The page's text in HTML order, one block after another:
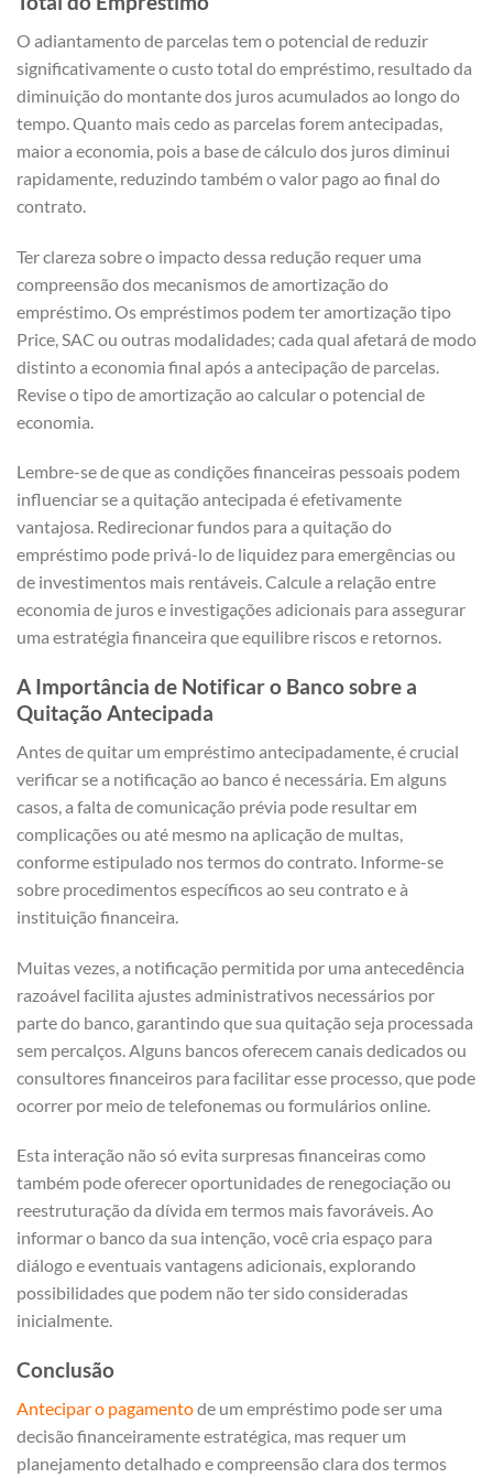
O adiantamento de parcelas tem o potencial de reduzir
significativamente o custo total do empréstimo, resultado da
diminuição do montante dos juros acumulados ao longo do
tempo. Quanto mais cedo as parcelas forem antecipadas,
maior a economia, pois a base de cálculo dos juros diminui
rapidamente, reduzindo também o valor pago ao final do
contrato.
Ter clareza sobre o impacto dessa redução requer uma
compreensão dos mecanismos de amortização do
empréstimo. Os empréstimos podem ter amortização tipo
Price, SAC ou outras modalidades; cada qual afetará de modo
distinto a economia final após a antecipação de parcelas.
Revise o tipo de amortização ao calcular o potencial de
economia.
Lembre-se de que as condições financeiras pessoais podem
influenciar se a quitação antecipada é efetivamente
vantajosa. Redirecionar fundos para a quitação do
empréstimo pode privá-lo de liquidez para emergências ou
de investimentos mais rentáveis. Calcule a relação entre
economia de juros e investigações adicionais para assegurar
uma estratégia financeira que equilibre riscos e retornos.
A Importância de Notificar o Banco sobre a
Quitação Antecipada
Antes de quitar um empréstimo antecipadamente, é crucial
verificar se a notificação ao banco é necessária. Em alguns
casos, a falta de comunicação prévia pode resultar em
complicações ou até mesmo na aplicação de multas,
conforme estipulado nos termos do contrato. Informe-se
sobre procedimentos específicos ao seu contrato e à
instituição financeira.
Muitas vezes, a notificação permitida por uma antecedência
razoável facilita ajustes administrativos necessários por
parte do banco, garantindo que sua quitação seja processada
sem percalços. Alguns bancos oferecem canais dedicados ou
consultores financeiros para facilitar esse processo, que pode
ocorrer por meio de telefonemas ou formulários online.
Esta interação não só evita surpresas financeiras como
também pode oferecer oportunidades de renegociação ou
reestruturação da dívida em termos mais favoráveis. Ao
informar o banco da sua intenção, você cria espaço para
diálogo e eventuais vantagens adicionais, explorando
possibilidades que podem não ter sido consideradas
inicialmente.
Conclusão
Antecipar o pagamentode um empréstimo pode ser uma
decisão financeiramente estratégica, mas requer um
planejamento detalhado e compreensão clara dos termos